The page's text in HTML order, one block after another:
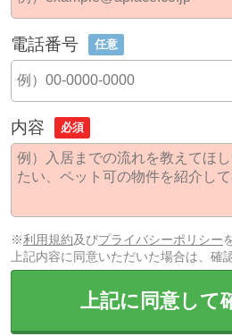
電話番号 任意
内容 必須
※利用規約及びプライバシーポリシー
上記内容に同意いただいた場合は、確
上記に同意して